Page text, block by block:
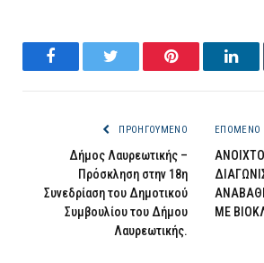
FacebookTwitter Pinterest
ΠΡΟΗΓΟΎΜΕΝΟ
Δήμος Λαυρεωτικής –
Πρόσκληση στην 18η
Συνεδρίαση του Δημοτικού
Συμβουλίου του Δήμου
Λαυρεωτικής.
ΕΠΌΜΕΝΟ
ΜΕ